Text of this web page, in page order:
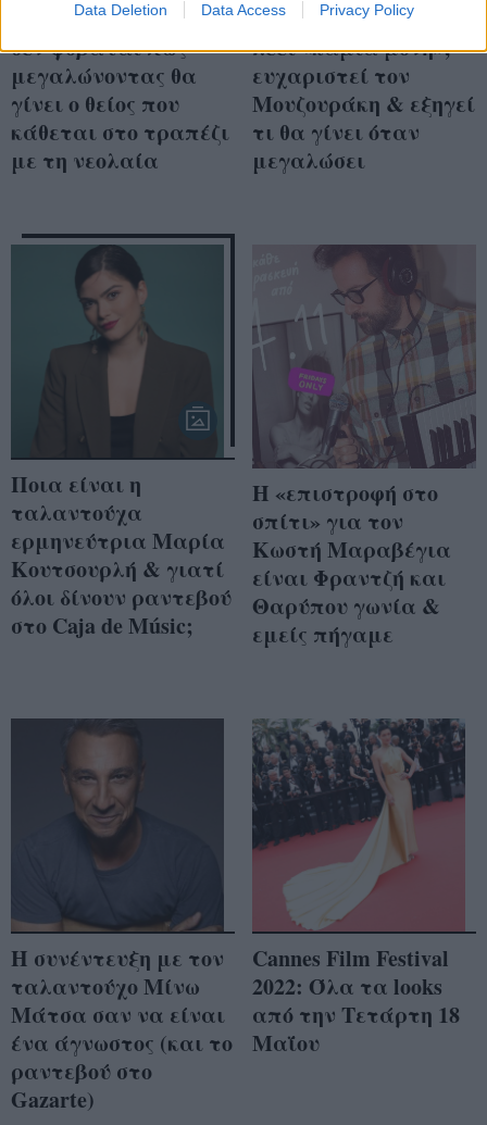
Data Deletion Data Access Privacy Policy
Ο Γ.Παπαγεωργίου
δεν φοβάται πως
μεγαλώνοντας θα
γίνει ο θείος που
κάθεται στο τραπέζι
με τη νεολαία
Ο Σπύρος Γραμμένος
λέει «καμία μόνη»,
ευχαριστεί τον
Μουζουράκη & εξηγεί
τι θα γίνει όταν
μεγαλώσει
Ποια είναι η
ταλαντούχα
ερμηνεύτρια Μαρία
Κουτσουρλή & γιατί
όλοι δίνουν ραντεβού
στο Caja de Músic;
Η «επιστροφή στο
σπίτι» για τον
Κωστή Μαραβέγια
είναι Φραντζή και
Θαρύπου γωνία &
εμείς πήγαμε
Η συνέντευξη με τον
ταλαντούχο Μίνω
Μάτσα σαν να είναι
ένα άγνωστος (και το
ραντεβού στο
Gazarte)
Cannes Film Festival
2022: Όλα τα looks
από την Τετάρτη 18
Μαΐου